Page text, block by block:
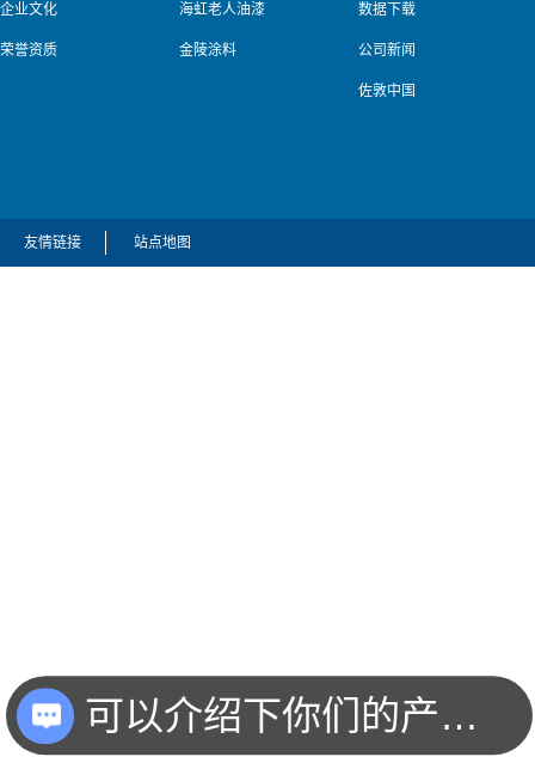
企业文化
荣誉资质
海虹老人油漆
金陵涂料
数据下载
公司新闻
佐敦中国
友情链接 站点地图
可以介绍下你们的产品么？